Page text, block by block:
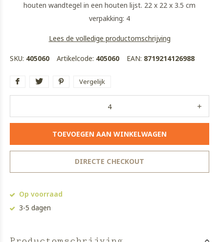
houten wandtegel in een houten lijst. 22 x 22 x 3.5 cm
verpakking: 4
Lees de volledige productomschrijving
SKU: 405060 Artikelcode: 405060 EAN: 8719214126988
Vergelijk
TOEVOEGEN AAN WINKELWAGEN
DIRECTE CHECKOUT
Op voorraad
3-5 dagen